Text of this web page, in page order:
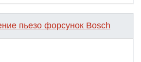
пьезо форсунок Bosch